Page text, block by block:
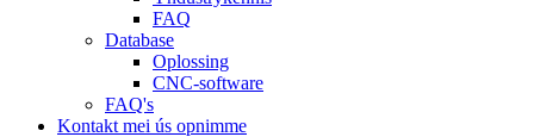
FAQ
Database
Oplossing
CNC-software
FAQ's
Kontakt mei ús opnimme